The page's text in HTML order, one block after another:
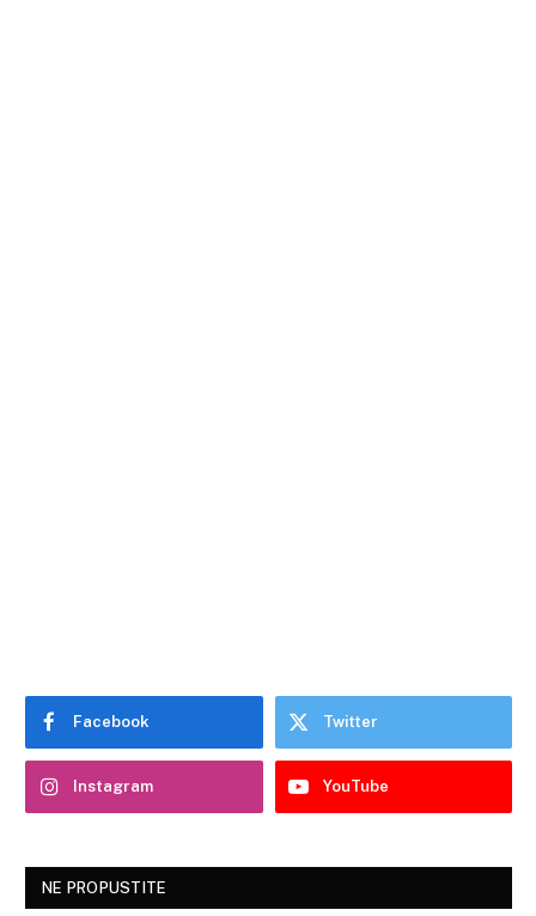
Facebook Twitter
Instagram YouTube
NE PROPUSTITE